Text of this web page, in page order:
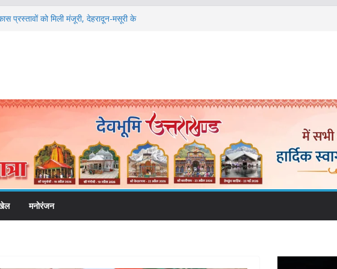
प्रस्तावों को मिली मंजूरी, देहरादून-मसूरी के
में अनुसंधान संरचना होगी सुदृढ
के बीच जिला प्रशासन अलर्ट, सभी विभागों को
मनोरंजन